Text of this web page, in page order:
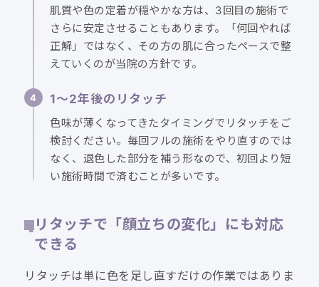
肌質や色の定着が穏やかな方は、3回目の施術で
さらに安定させることもあります。「何回やれば
正解」ではなく、その方の肌に合ったペースで整
えていくのが当院の方針です。
1〜2年後のリタッチ
色味が薄くなってきたタイミングでリタッチをご
検討ください。毎回フルの施術をやり直すのでは
なく、退色した部分を補う形なので、初回より短
い施術時間で済むことが多いです。
リタッチで「顔立ちの変化」にも対応
できる
リタッチは単に色を足し直すだけの作業ではありま